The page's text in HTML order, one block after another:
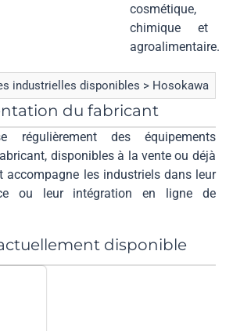
cosmétique,
chimique et
agroalimentaire.
industrielles disponibles > Hosokawa
du fabricant
régulièrement des équipements
disponibles à la vente ou déjà
accompagne les industriels dans leur
ou leur intégration en ligne de
disponible